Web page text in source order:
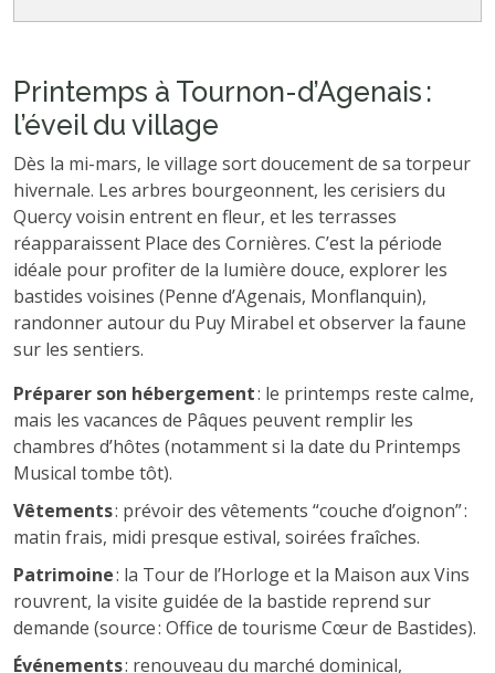
Printemps à Tournon-d’Agenais :
l’éveil du village
Dès la mi-mars, le village sort doucement de sa torpeur
hivernale. Les arbres bourgeonnent, les cerisiers du
Quercy voisin entrent en fleur, et les terrasses
réapparaissent Place des Cornières. C’est la période
idéale pour profiter de la lumière douce, explorer les
bastides voisines (Penne d’Agenais, Monflanquin),
randonner autour du Puy Mirabel et observer la faune
sur les sentiers.
Préparer son hébergement: le printemps reste calme,
mais les vacances de Pâques peuvent remplir les
chambres d’hôtes (notamment si la date du Printemps
Musical tombe tôt).
Vêtements: prévoir des vêtements “couche d’oignon” :
matin frais, midi presque estival, soirées fraîches.
Patrimoine: la Tour de l’Horloge et la Maison aux Vins
rouvrent, la visite guidée de la bastide reprend sur
demande (source : Office de tourisme Cœur de Bastides).
Événements: renouveau du marché dominical,